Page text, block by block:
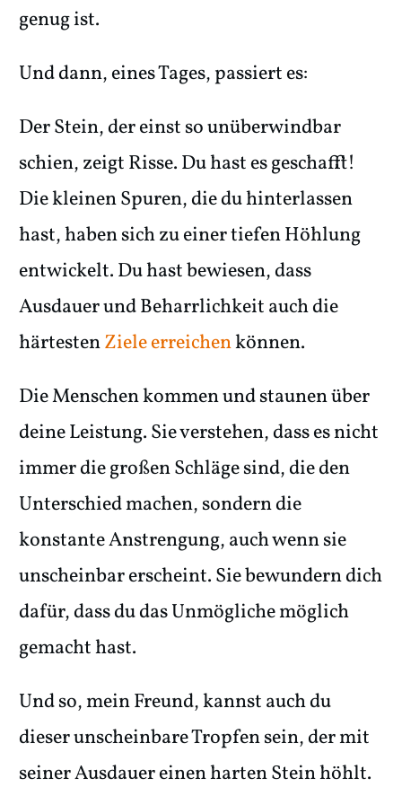
genug ist.
Und dann, eines Tages, passiert es:
Der Stein, der einst so unüberwindbar
schien, zeigt Risse. Du hast es geschafft!
Die kleinen Spuren, die du hinterlassen
hast, haben sich zu einer tiefen Höhlung
entwickelt. Du hast bewiesen, dass
Ausdauer und Beharrlichkeit auch die
härtestenZiele erreichenkönnen.
Die Menschen kommen und staunen über
deine Leistung. Sie verstehen, dass es nicht
immer die großen Schläge sind, die den
Unterschied machen, sondern die
konstante Anstrengung, auch wenn sie
unscheinbar erscheint. Sie bewundern dich
dafür, dass du das Unmögliche möglich
gemacht hast.
Und so, mein Freund, kannst auch du
dieser unscheinbare Tropfen sein, der mit
seiner Ausdauer einen harten Stein höhlt.